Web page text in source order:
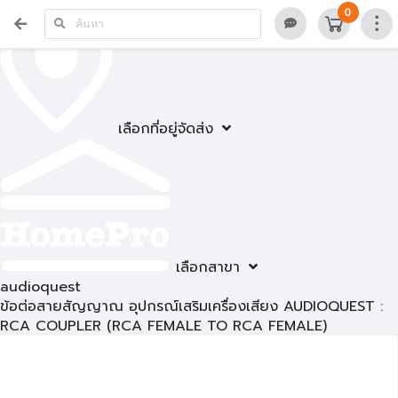
เลือกที่อยู่จัดส่ง
เลือกสาขา
0
audioquest
ข้อต่อสายสัญญาณ อุปกรณ์เสริมเครื่องเสียง AUDIOQUEST :
RCA COUPLER (RCA FEMALE TO RCA FEMALE)